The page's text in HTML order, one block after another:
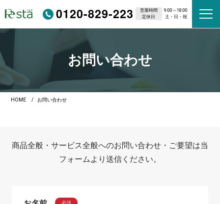
0120-829-223 営業時間
9:00～18:00
定休日
土・日・祝
お問い合わせ
HOME お問い合わせ
商品全般・サービス全般へのお問い合わせ・ご要望は当
フォームより送信ください。